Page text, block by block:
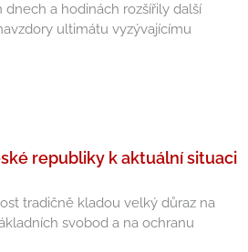
a hodinách rozšířily další
ultimátu vyzývajícímu
republiky k aktuální situaci
tradičně kladou velký důraz na
svobod a na ochranu